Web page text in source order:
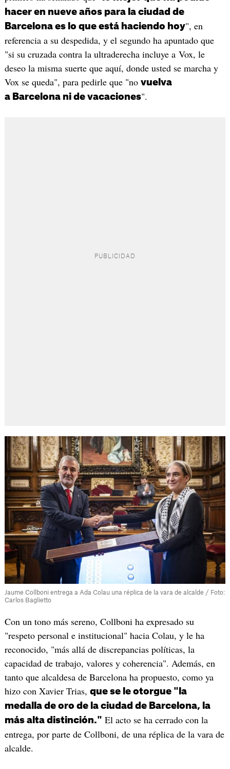
hacer en nueve años para la ciudad de
Barcelona es lo que está haciendo hoy", en
referencia a su despedida, y el segundo ha apuntado que
"si su cruzada contra la ultraderecha incluye a Vox, le
deseo la misma suerte que aquí, donde usted se marcha y
Vox se queda", para pedirle que "no vuelva
a Barcelona ni de vacaciones".
Jaume Collboni entrega a Ada Colau una réplica de la vara de alcalde / Foto:
Carlos Baglietto
Con un tono más sereno, Collboni ha expresado su
"respeto personal e institucional" hacia Colau, y le ha
reconocido, "más allá de discrepancias políticas, la
capacidad de trabajo, valores y coherencia". Además, en
tanto que alcaldesa de Barcelona ha propuesto, como ya
hizo con Xavier Trias, que se le otorgue "la
medalla de oro de la ciudad de Barcelona, la
más alta distinción." El acto se ha cerrado con la
entrega, por parte de Collboni, de una réplica de la vara de
alcalde.